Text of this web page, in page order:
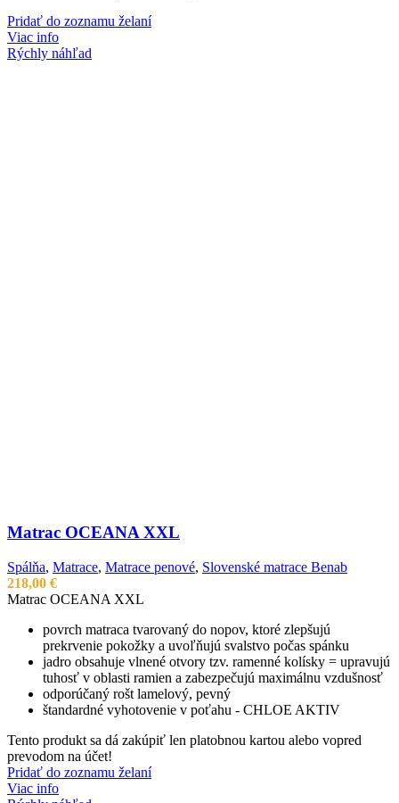
Pridať do zoznamu želaní
Viac info
Rýchly náhľad
Matrac OCEANA XXL
Spálňa, Matrace, Matrace penové, Slovenské matrace Benab
218,00 €
Matrac OCEANA XXL
povrch matraca tvarovaný do nopov, ktoré zlepšujú
prekrvenie pokožky a uvoľňujú svalstvo počas spánku
jadro obsahuje vlnené otvory tzv. ramenné kolísky = upravujú
tuhosť v oblasti ramien a zabezpečujú maximálnu vzdušnosť
odporúčaný rošt lamelový, pevný
štandardné vyhotovenie v poťahu - CHLOE AKTIV
Tento produkt sa dá zakúpiť len platobnou kartou alebo vopred
prevodom na účet!
Pridať do zoznamu želaní
Viac info